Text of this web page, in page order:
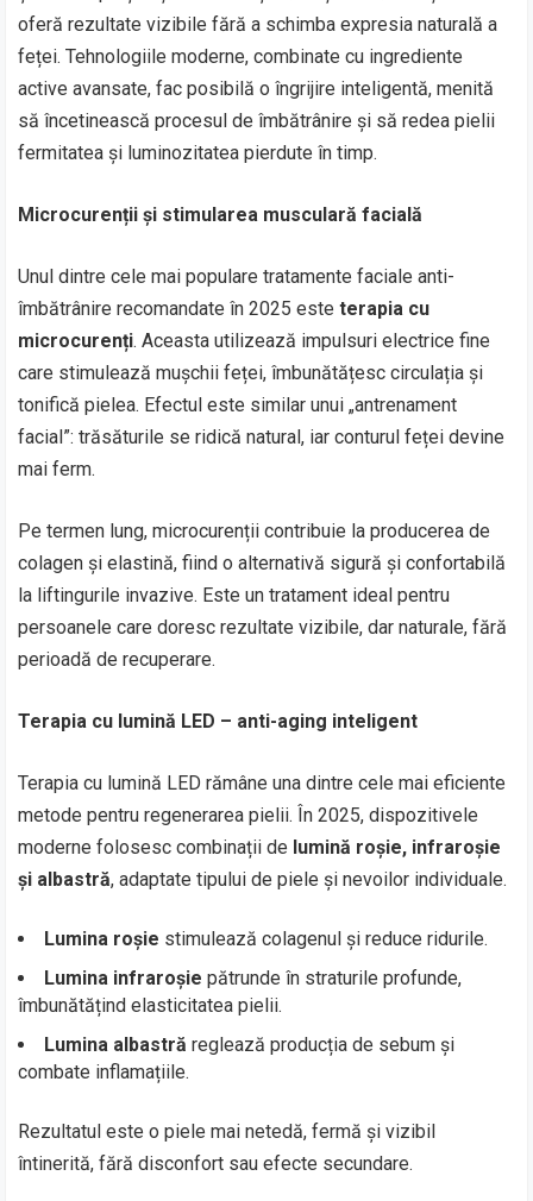
oferă rezultate vizibile fără a schimba expresia naturală a
feței. Tehnologiile moderne, combinate cu ingrediente
active avansate, fac posibilă o îngrijire inteligentă, menită
să încetinească procesul de îmbătrânire și să redea pielii
fermitatea și luminozitatea pierdute în timp.
Microcurenții și stimularea musculară facială
Unul dintre cele mai populare tratamente faciale anti-
îmbătrânire recomandate în 2025 esteterapia cu
microcurenți. Aceasta utilizează impulsuri electrice fine
care stimulează mușchii feței, îmbunătățesc circulația și
tonifică pielea. Efectul este similar unui „antrenament
facial”: trăsăturile se ridică natural, iar conturul feței devine
mai ferm.
Pe termen lung, microcurenții contribuie la producerea de
colagen și elastină, fiind o alternativă sigură și confortabilă
la liftingurile invazive. Este un tratament ideal pentru
persoanele care doresc rezultate vizibile, dar naturale, fără
perioadă de recuperare.
Terapia cu lumină LED – anti-aging inteligent
Terapia cu lumină LED rămâne una dintre cele mai eficiente
metode pentru regenerarea pielii. În 2025, dispozitivele
moderne folosesc combinații de lumină roșie, infraroșie
și albastră, adaptate tipului de piele și nevoilor individuale.
Lumina roșie stimulează colagenul și reduce ridurile.
Lumina infraroșie pătrunde în straturile profunde,
îmbunătățind elasticitatea pielii.
Lumina albastră reglează producția de sebum și
combate inflamațiile.
Rezultatul este o piele mai netedă, fermă și vizibil
întinerită, fără disconfort sau efecte secundare.